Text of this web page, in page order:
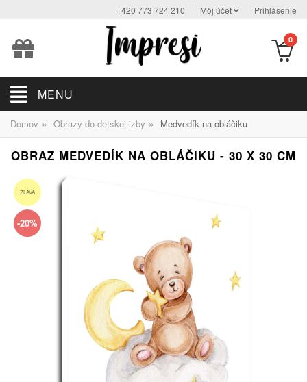
+420 773 724 210 Môj účet Prihlásenie
0
MENU
Domov » Obrazy do detskej izby » Medvedík na obláčiku
OBRAZ MEDVEDÍK NA OBLÁČIKU - 30 X 30 CM
ZĽAVA
-20%